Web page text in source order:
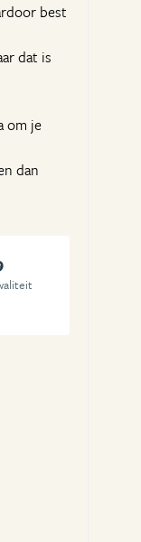
best
dat is
om je
dan